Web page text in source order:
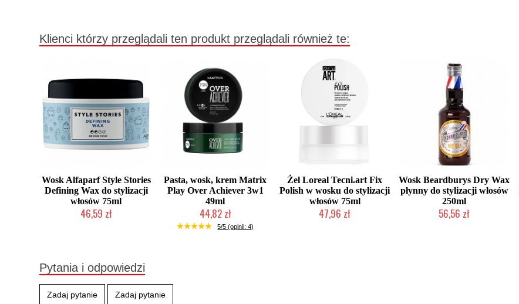
Klienci którzy przeglądali ten produkt przeglądali również te:
Wosk Alfaparf Style Stories
Defining Wax do stylizacji
włosów 75ml
46,59 zł
Pasta, wosk, krem Matrix
Play Over Achiever 3w1
49ml
44,82 zł
Produkt wycofany
5/5 (opinii: 4)
Żel Loreal Tecni.art Fix
Polish w wosku do stylizacji
włosów 75ml
47,96 zł
Wosk Beardburys Dry Wax
płynny do stylizacji włosów
250ml
56,56 zł
Pytania i odpowiedzi
Zadaj pytanie Zadaj pytanie